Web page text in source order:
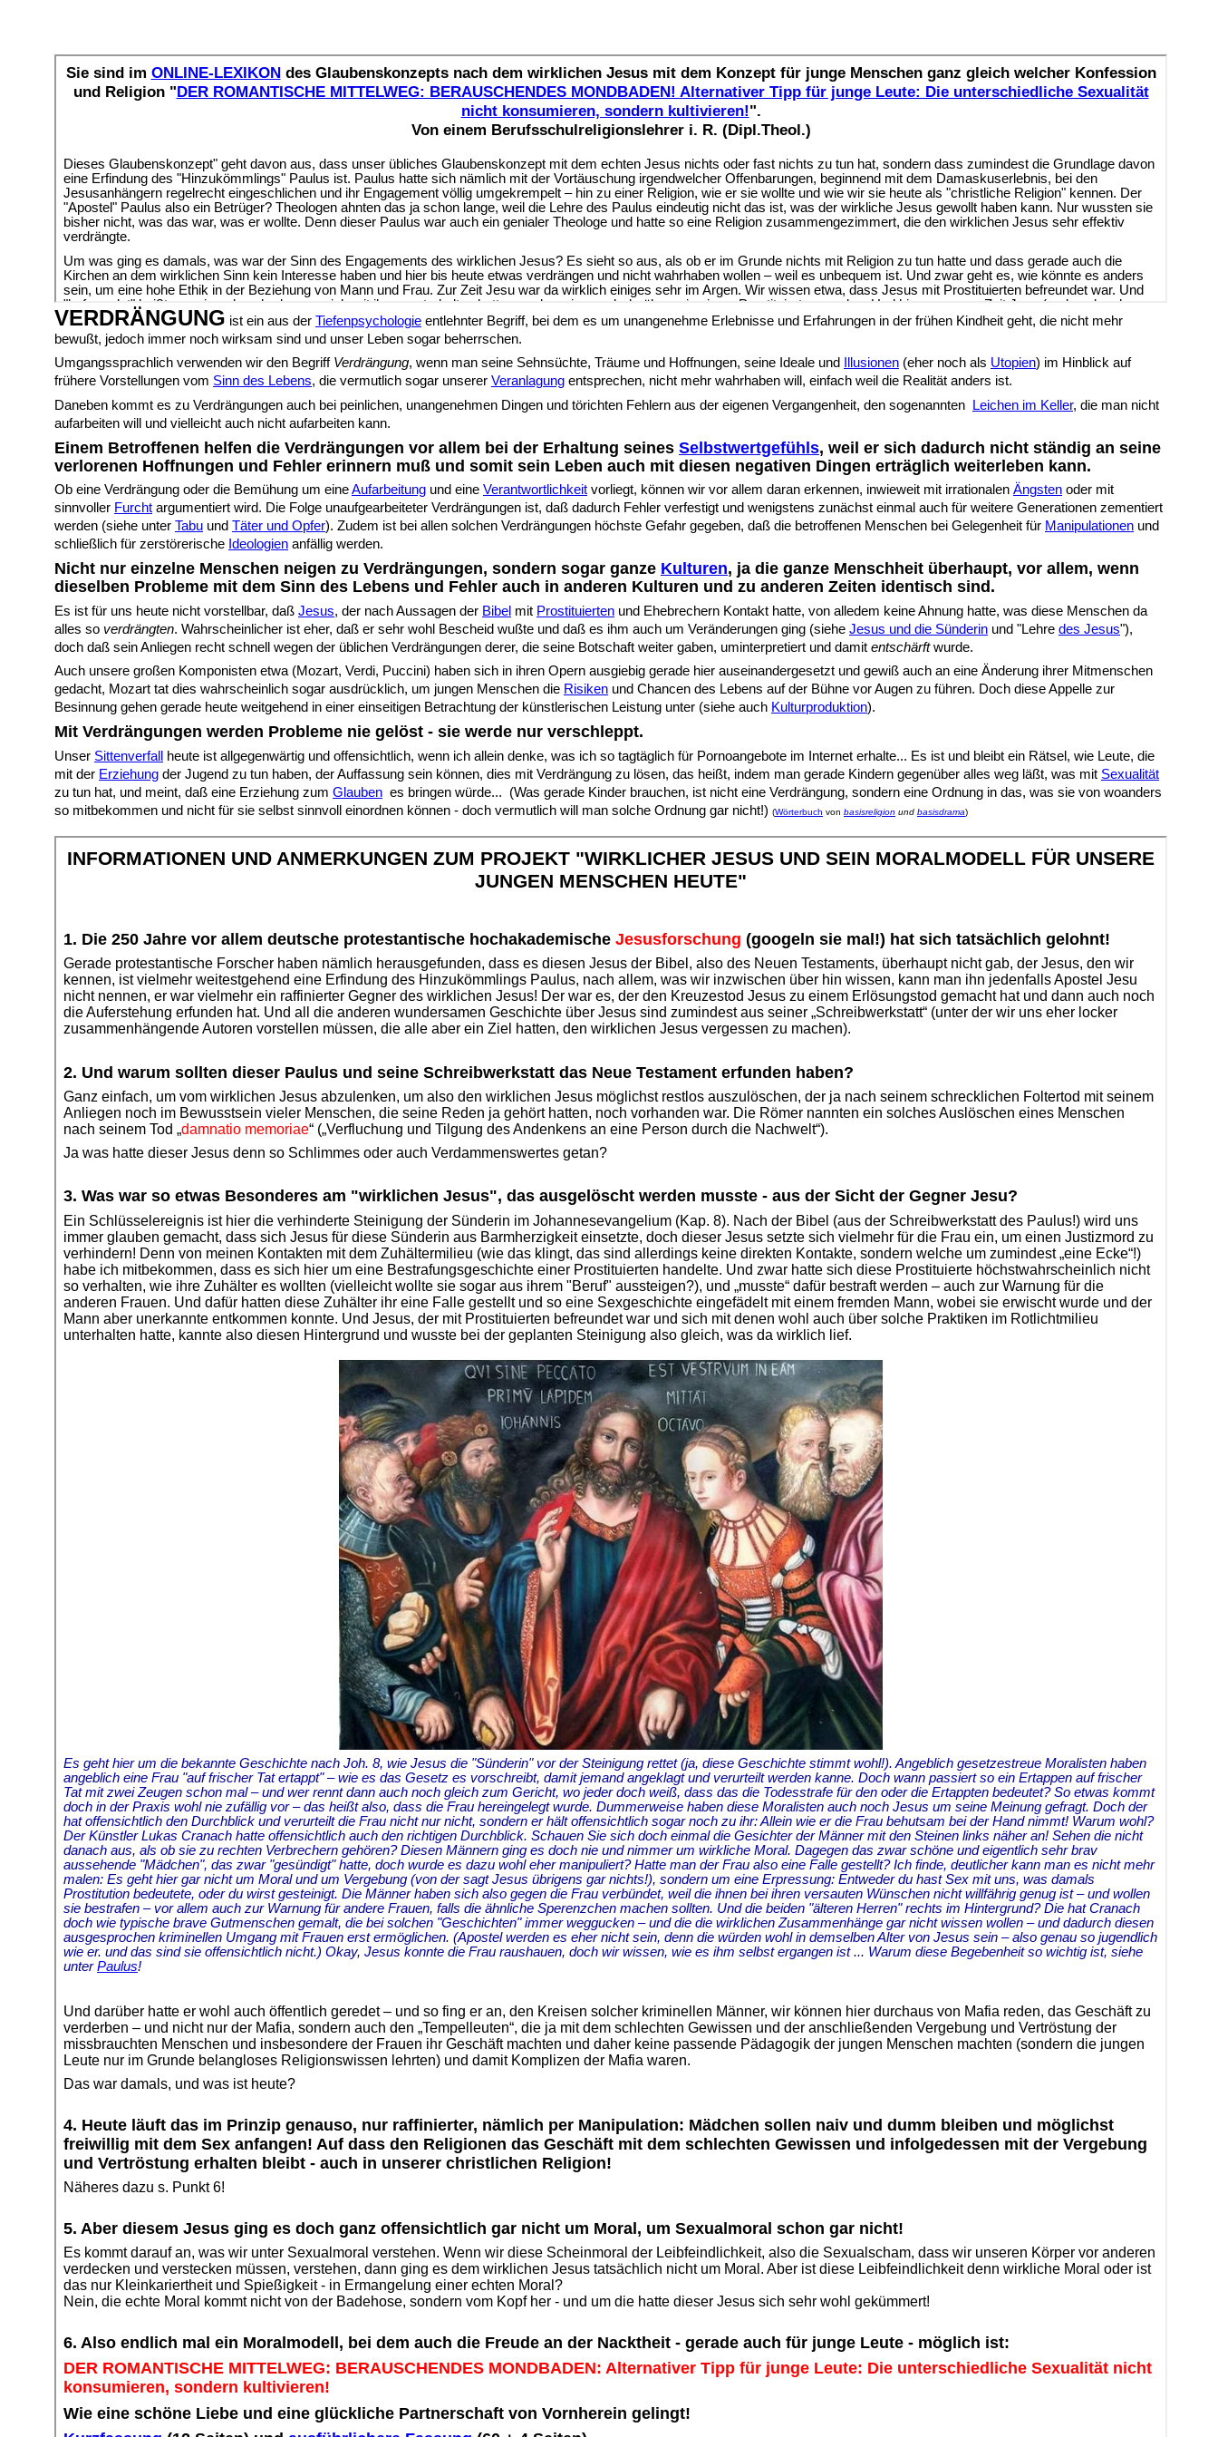
VERDRÄNGUNG ist ein aus der Tiefenpsychologie entlehnter Begriff, bei dem es um unangenehme Erlebnisse und Erfahrungen in der frühen Kindheit geht, die nicht mehr
bewußt, jedoch immer noch wirksam sind und unser Leben sogar beherrschen.
Umgangssprachlich verwenden wir den Begriff Verdrängung, wenn man seine Sehnsüchte, Träume und Hoffnungen, seine Ideale und Illusionen (eher noch als Utopien) im Hinblick auf
frühere Vorstellungen vom Sinn des Lebens, die vermutlich sogar unserer Veranlagung entsprechen, nicht mehr wahrhaben will, einfach weil die Realität anders ist.
Daneben kommt es zu Verdrängungen auch bei peinlichen, unangenehmen Dingen und törichten Fehlern aus der eigenen Vergangenheit, den sogenannten
Leichen im Keller, die man nicht
aufarbeiten will und vielleicht auch nicht aufarbeiten kann.
Einem Betroffenen helfen die Verdrängungen vor allem bei der Erhaltung seines Selbstwertgefühls, weil er sich dadurch nicht ständig an seine
verlorenen Hoffnungen und Fehler erinnern muß und somit sein Leben auch mit diesen negativen Dingen erträglich weiterleben kann.
Ob eine Verdrängung oder die Bemühung um eineAufarbeitung und eine Verantwortlichkeit vorliegt, können wir vor allem daran erkennen, inwieweit mit irrationalen Ängsten oder mit
sinnvoller Furcht argumentiert wird. Die Folge unaufgearbeiteter Verdrängungen ist, daß dadurch Fehler verfestigt und wenigstens zunächst einmal auch für weitere Generationen zementiert
werden (siehe unter Tabu und Täter und Opfer). Zudem ist bei allen solchen Verdrängungen höchste Gefahr gegeben, daß die betroffenen Menschen bei Gelegenheit für Manipulationen und
schließlich für zerstörerische Ideologien anfällig werden.
Nicht nur einzelne Menschen neigen zu Verdrängungen, sondern sogar ganze Kulturen, ja die ganze Menschheit überhaupt, vor allem, wenn
dieselben Probleme mit dem Sinn des Lebens und Fehler auch in anderen Kulturen und zu anderen Zeiten identisch sind.
Es ist für uns heute nicht vorstellbar, daß Jesus, der nach Aussagen der Bibel mit Prostituierten und Ehebrechern Kontakt hatte, von alledem keine Ahnung hatte, was diese Menschen da
alles so verdrängten. Wahrscheinlicher ist eher, daß er sehr wohl Bescheid wußte und daß es ihm auch um Veränderungen ging (siehe Jesus und die Sünderin und "Lehre des Jesus"),
doch daß sein Anliegen recht schnell wegen der üblichen Verdrängungen derer, die seine Botschaft weiter gaben, uminterpretiert und damit entschärftwurde.
Auch unsere großen Komponisten etwa (Mozart, Verdi, Puccini) haben sich in ihren Opern ausgiebig gerade hier auseinandergesetzt und gewiß auch an eine Änderung ihrer Mitmenschen
gedacht, Mozart tat dies wahrscheinlich sogar ausdrücklich, um jungen Menschen die Risiken und Chancen des Lebens auf der Bühne vor Augen zu führen. Doch diese Appelle zur
Besinnung gehen gerade heute weitgehend in einer einseitigen Betrachtung der künstlerischen Leistung unter (siehe auch Kulturproduktion).
Mit Verdrängungen werden Probleme nie gelöst - sie werde nur verschleppt.
Unser Sittenverfall heute ist allgegenwärtig und offensichtlich, wenn ich allein denke, was ich so tagtäglich für Pornoangebote im Internet erhalte... Es ist und bleibt ein Rätsel, wie Leute, die
mit der Erziehung der Jugend zu tun haben, der Auffassung sein können, dies mit Verdrängung zu lösen, das heißt, indem man gerade Kindern gegenüber alles weg läßt, was mit Sexualität
zu tun hat, und meint, daß eine Erziehung zum Glauben es bringen würde... (Was gerade Kinder brauchen, ist nicht eine Verdrängung, sondern eine Ordnung in das, was sie von woanders
so mitbekommen und nicht für sie selbst sinnvoll einordnen können - doch vermutlich will man solche Ordnung gar nicht!) (Wörterbuch von basisreligion und basisdrama)